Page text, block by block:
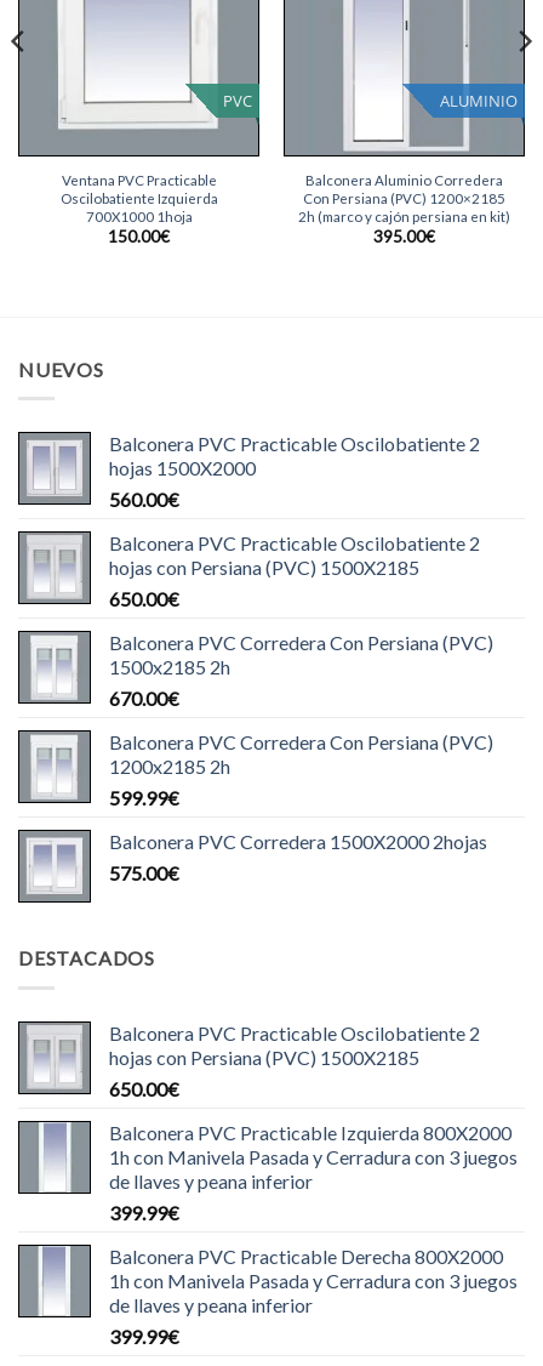
PVC
Ventana PVC Practicable
Oscilobatiente Izquierda
700X1000 1hoja
150.00€
ALUMINIO
Balconera Aluminio Corredera
Con Persiana (PVC) 1200×2185
2h (marco y cajón persiana en kit)
395.00€
NUEVOS
Balconera PVC Practicable Oscilobatiente 2
hojas 1500X2000
560.00€
Balconera PVC Practicable Oscilobatiente 2
hojas con Persiana (PVC) 1500X2185
650.00€
Balconera PVC Corredera Con Persiana (PVC)
1500x2185 2h
670.00€
Balconera PVC Corredera Con Persiana (PVC)
1200x2185 2h
599.99€
Balconera PVC Corredera 1500X2000 2hojas
575.00€
DESTACADOS
Balconera PVC Practicable Oscilobatiente 2
hojas con Persiana (PVC) 1500X2185
650.00€
Balconera PVC Practicable Izquierda 800X2000
1h con Manivela Pasada y Cerradura con 3 juegos
de llaves y peana inferior
399.99€
Balconera PVC Practicable Derecha 800X2000
1h con Manivela Pasada y Cerradura con 3 juegos
de llaves y peana inferior
399.99€